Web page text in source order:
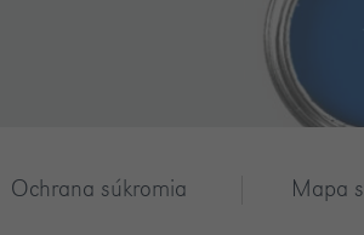
Ochrana súkromia Mapa